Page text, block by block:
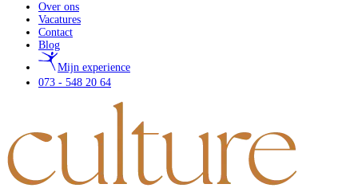
Over ons
Vacatures
Contact
Blog
Mijn experience
073 - 548 20 64